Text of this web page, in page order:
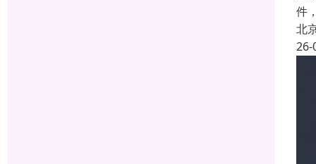
件
北
26-